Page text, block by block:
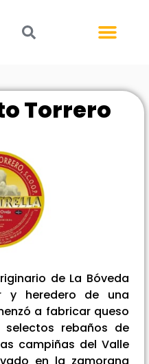
Torrero
de La Bóveda
y heredero de una
a fabricar queso
rebaños de
campiñas del Valle
en la zamorana